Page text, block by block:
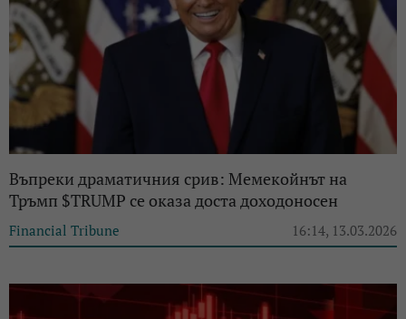
Въпреки драматичния срив: Мемекойнът на
Тръмп $TRUMP се оказа доста доходоносен
Financial Tribune 16:14, 13.03.2026